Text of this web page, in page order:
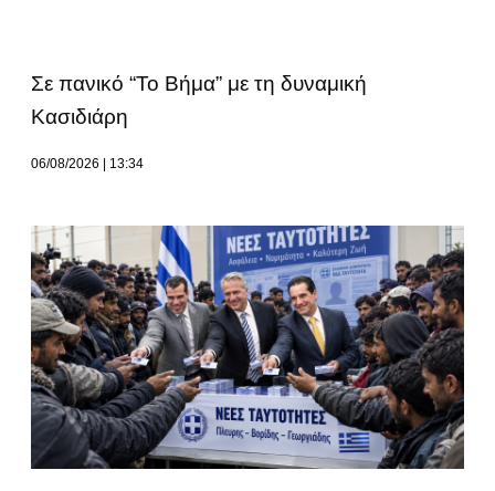
Σε πανικό “Το Βήμα” με τη δυναμική
Κασιδιάρη
06/08/2026 13:34